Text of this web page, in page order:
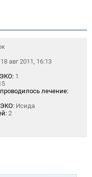
18 авг 2011, 16:13
1
лечение:
ЭКО: Исида
2